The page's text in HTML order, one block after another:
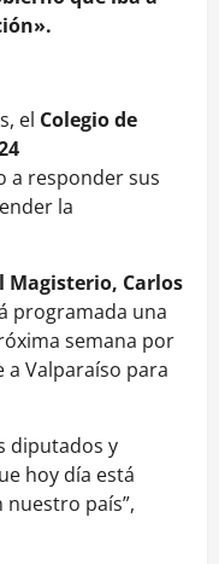
el Colegio de
a responder sus
la
Magisterio, Carlos
programada una
semana por
a Valparaíso para
diputados y
hoy día está
país”,